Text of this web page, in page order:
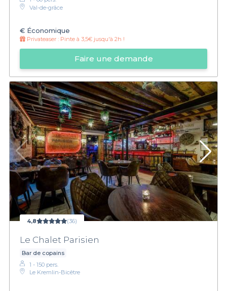
Val-de-grâce
€ Économique
Privateaser : Pinte à 3,5€ jusqu'à 2h !
Faire une demande
4,8 (36)
Le Chalet Parisien
Bar de copains
1 - 150 pers.
Le Kremlin-Bicêtre